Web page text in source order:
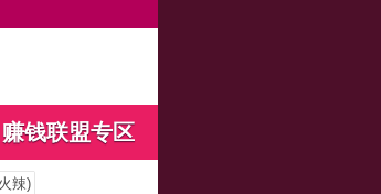
赚钱联盟专区
辣)